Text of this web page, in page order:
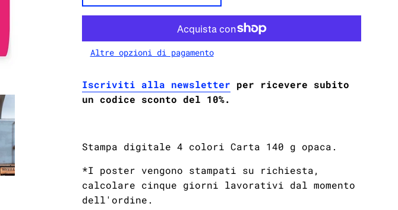
Altre opzioni di pagamento
Iscriviti alla newsletter per ricevere subito
un codice sconto del 10%.
Stampa digitale 4 colori Carta 140 g opaca.
*I poster vengono stampati su richiesta,
calcolare cinque giorni lavorativi dal momento
dell'ordine.